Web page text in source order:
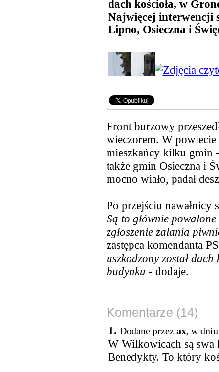
dach kościoła, w
Najwięcej interwencji
Lipno, Osieczna i
Front burzowy
wieczorem. W
mieszkańcy kilku gmin
także gmin Osieczna i
mocno wiało, padał
Po przejściu nawałnicy
Są to głównie
zgłoszenie zalania
zastępca komendanta
uszkodzony został
budynku - dodaje.
Komentarze (14)
1. Dodane przez ax, w
W Wilkowicach są swa
Benedykty. To który